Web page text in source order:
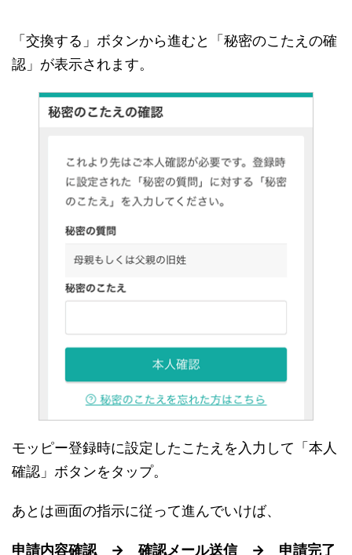
「交換する」ボタンから進むと「秘密のこたえの確
認」が表示されます。
モッピー登録時に設定したこたえを入力して「本人
確認」ボタンをタップ。
あとは画面の指示に従って進んでいけば、
申請内容確認 → 確認メール送信 → 申請完了